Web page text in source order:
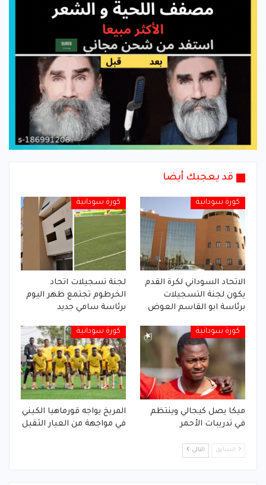
قد يعجبك أيضا
كورة سودانية
الاتحاد السوداني لكرة القدم
يكون لجنة التسجيلات
برئاسة ابو القاسم العوض
كورة سودانية
لجنة تسجيلات اتحاد
الخرطوم تجتمع ظهر اليوم
برئاسة سامي جديد
كورة سودانية
ميكا يصل كيجالي وينتظم
في تدريبات الأحمر
كورة سودانية
المريخ يواجه قورماهيا الكيني
في مواجهة من العيار الثقيل
السابق التالي